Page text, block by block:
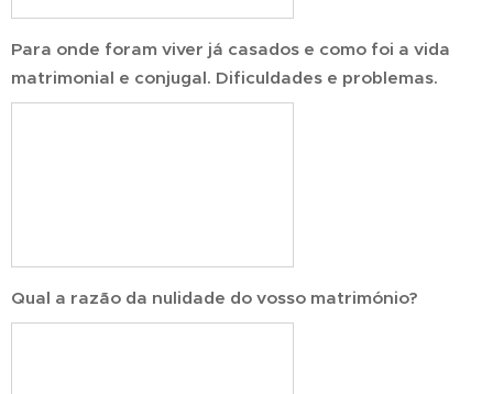
Para onde foram viver já casados e como foi a vida
matrimonial e conjugal. Dificuldades e problemas.
Qual a razão da nulidade do vosso matrimónio?